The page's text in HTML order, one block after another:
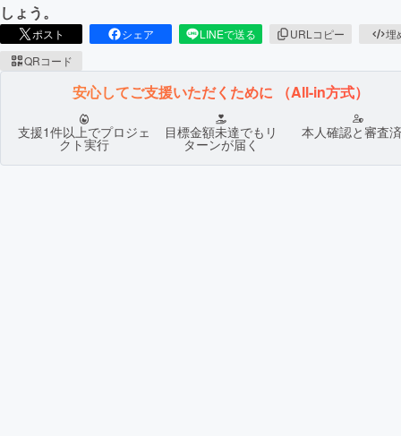
しょう。
ポスト シェア LINEで送る URLコピー
埋
QRコード
安心してご支援いただくために （All-in方式）
支援1件以上でプロジェ
クト実行
目標金額未達でもリ
ターンが届く
本人確認と審査